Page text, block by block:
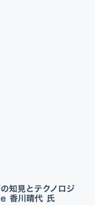
知見とテクノロジ
香川晴代 氏